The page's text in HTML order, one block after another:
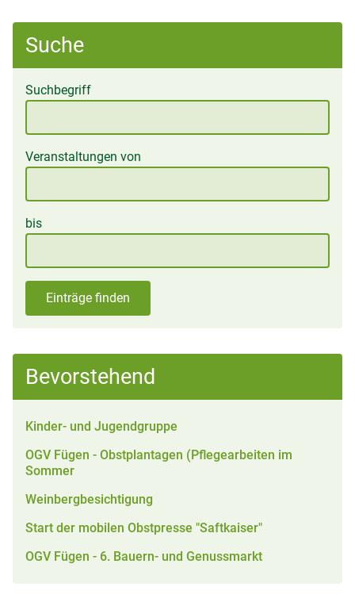
Suche
Suchbegriff
Veranstaltungen von
bis
Einträge finden
Bevorstehend
Kinder- und Jugendgruppe
OGV Fügen - Obstplantagen (Pflegearbeiten im
Sommer
Weinbergbesichtigung
Start der mobilen Obstpresse "Saftkaiser"
OGV Fügen - 6. Bauern- und Genussmarkt